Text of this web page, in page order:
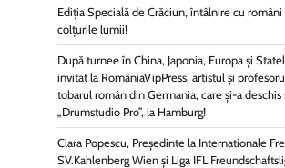
Ediția Specială de Crăciun, întâlnire cu
colțurile lumii!
După turnee în China, Japonia, Europa și
invitat la RomâniaVipPress, artistul și
tobarul român din Germania, care și-a
„Drumstudio Pro”, la Hamburg!
Clara Popescu, Președinte la Internationale
SV.Kahlenberg Wien şi Liga IFL